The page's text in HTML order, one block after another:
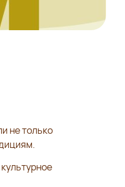
не только